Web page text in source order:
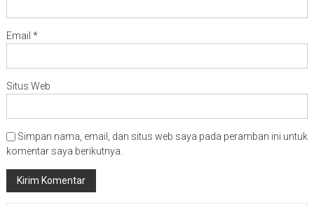
Email *
Situs Web
Simpan nama, email, dan situs web saya pada peramban ini untuk
komentar saya berikutnya.